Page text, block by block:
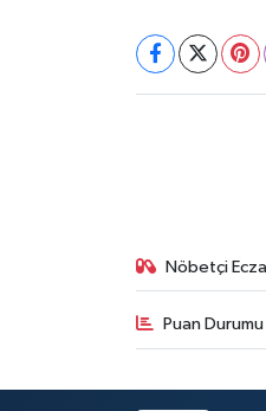
Nöbetçi
Puan
TANITIM
HABERDE İNSAN